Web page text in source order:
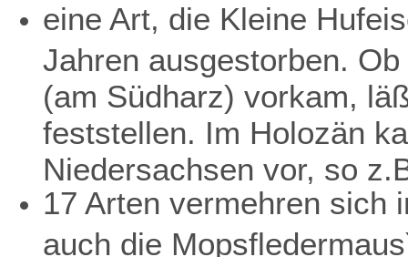
eine Art, die Kleine
Jahren ausgestorben.
(am Südharz) vorkam,
feststellen. Im Holozän
Niedersachsen vor, so
17 Arten vermehren sich
auch die